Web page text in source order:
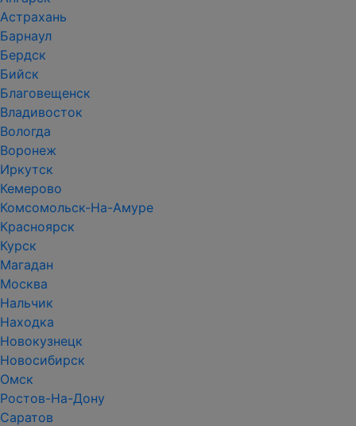
Астрахань
Барнаул
Бердск
Бийск
Благовещенск
Владивосток
Вологда
Воронеж
Иркутск
Кемерово
Комсомольск-На-Амуре
Красноярск
Курск
Магадан
Москва
Нальчик
Находка
Новокузнецк
Новосибирск
Омск
Ростов-На-Дону
Саратов